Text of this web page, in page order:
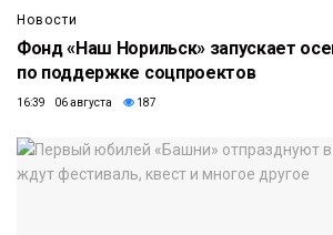
Новости
Фонд «Наш Норильск» запускает
по поддержке соцпроектов
16:39 06 августа 187